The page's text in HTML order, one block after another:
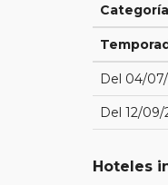
Del 04/
Del 12/
Hoteles